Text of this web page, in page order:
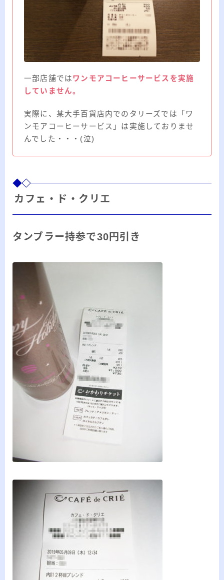
一部店舗ではワンモアコーヒーサービスを実施
していません。
実際に、某大手百貨店内でのタリーズでは「ワ
ンモアコーヒーサービス」は実施しておりませ
んでした・・・(泣)
カフェ・ド・クリエ
タンブラー持参で30円引き